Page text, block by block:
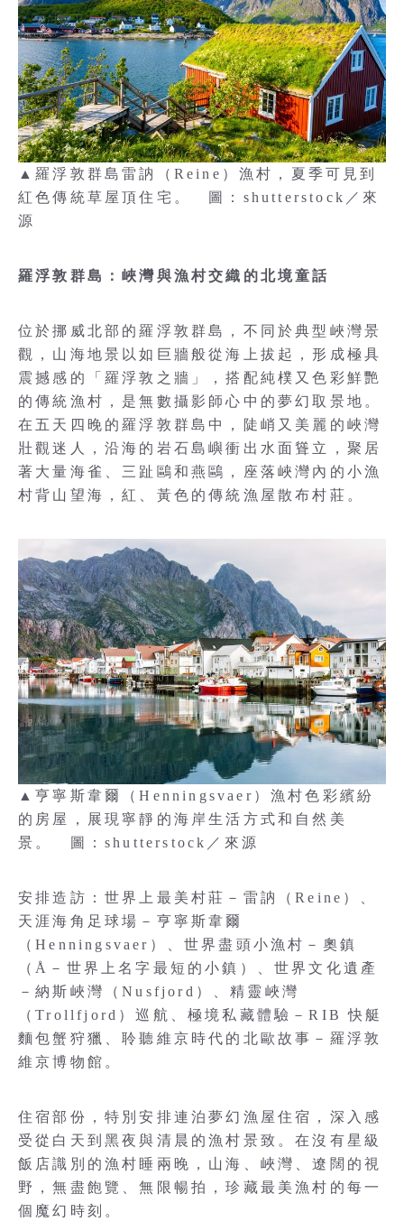
▲羅浮敦群島雷訥（Reine）漁村，夏季可見到
紅色傳統草屋頂住宅。 圖：shutterstock／來
源
羅浮敦群島：峽灣與漁村交織的北境童話
位於挪威北部的羅浮敦群島，不同於典型峽灣景
觀，山海地景以如巨牆般從海上拔起，形成極具
震撼感的「羅浮敦之牆」，搭配純樸又色彩鮮艷
的傳統漁村，是無數攝影師心中的夢幻取景地。
在五天四晚的羅浮敦群島中，陡峭又美麗的峽灣
壯觀迷人，沿海的岩石島嶼衝出水面聳立，聚居
著大量海雀、三趾鷗和燕鷗，座落峽灣內的小漁
村背山望海，紅、黃色的傳統漁屋散布村莊。
▲亨寧斯韋爾（Henningsvaer）漁村色彩繽紛
的房屋，展現寧靜的海岸生活方式和自然美
景。 圖：shutterstock／來源
安排造訪：世界上最美村莊－雷訥（Reine）、
天涯海角足球場－亨寧斯韋爾
（Henningsvaer）、世界盡頭小漁村－奧鎮
（Å－世界上名字最短的小鎮）、世界文化遺產
－納斯峽灣（Nusfjord）、精靈峽灣
（Trollfjord）巡航、極境私藏體驗－RIB 快艇
麵包蟹狩獵、聆聽維京時代的北歐故事－羅浮敦
維京博物館。
住宿部份，特別安排連泊夢幻漁屋住宿，深入感
受從白天到黑夜與清晨的漁村景致。在沒有星級
飯店識別的漁村睡兩晚，山海、峽灣、遼闊的視
野，無盡飽覽、無限暢拍，珍藏最美漁村的每一
個魔幻時刻。